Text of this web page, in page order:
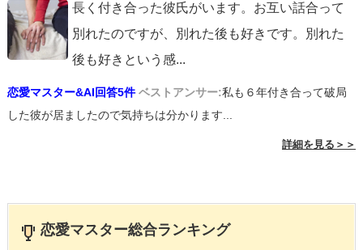
長く付き合った彼氏がいます。お互い話合って
別れたのですが、別れた後も好きです。別れた
後も好きという感...
恋愛マスター&AI回答5件 ベストアンサー:私も６年付き合って破局
した彼が居ましたので気持ちは分かります...
詳細を見る＞＞
恋愛マスター総合ランキング